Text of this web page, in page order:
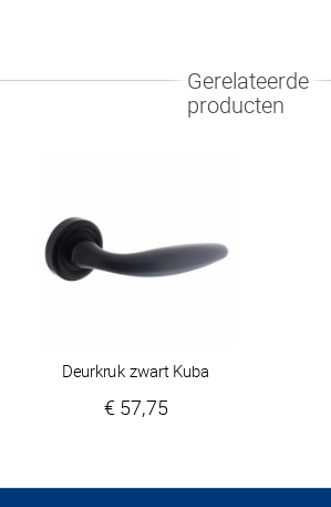
Gerelateerde
producten
Deurkruk zwart Kuba
€ 57,75